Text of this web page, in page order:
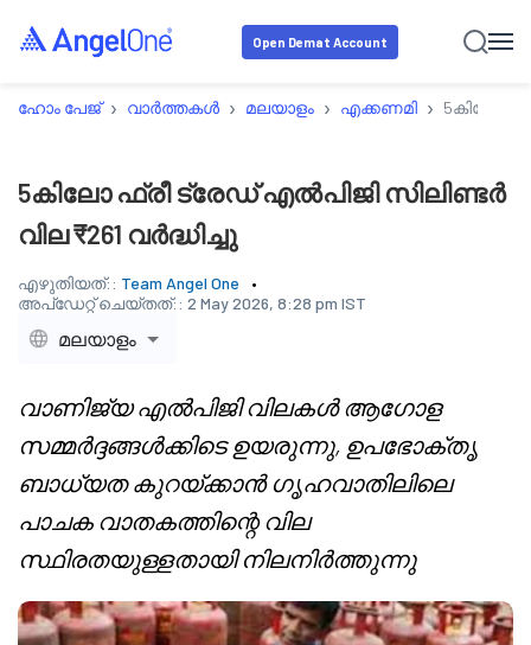
Open Demat Account
ഹോം പേജ് › വാർത്തകൾ › മലയാളം › എക്കണമി › 5കിലോ
5കിലോ ഫ്രീ ട്രേഡ് എൽപിജി സിലിണ്ടർ
വില ₹261 വർദ്ധിച്ചു
എഴുതിയത്:: Team Angel One
അപ്‌ഡേറ്റ് ചെയ്തത്:: 2 May 2026, 8:28 pm IST
മലയാളം
വാണിജ്യ എൽപിജി വിലകൾ ആഗോള
സമ്മർദ്ദങ്ങൾക്കിടെ ഉയരുന്നു, ഉപഭോക്തൃ
ബാധ്യത കുറയ്ക്കാൻ ഗൃഹവാതിലിലെ
പാചക വാതകത്തിന്റെ വില
സ്ഥിരതയുള്ളതായി നിലനിർത്തുന്നു